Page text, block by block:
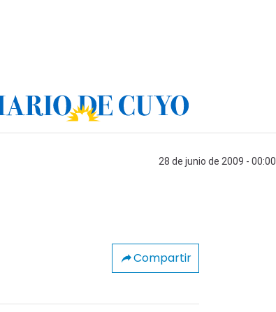
28 de junio de 2009 - 00:00
Compartir